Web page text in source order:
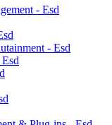
- Esd
- Esd